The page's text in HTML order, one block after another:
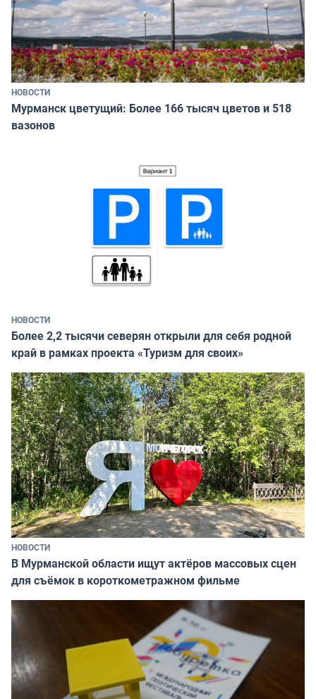
НОВОСТИ
Мурманск цветущий: Более 166 тысяч цветов и 518
вазонов
НОВОСТИ
Более 2,2 тысячи северян открыли для себя родной
край в рамках проекта «Туризм для своих»
НОВОСТИ
В Мурманской области ищут актёров массовых сцен
для съёмок в короткометражном фильме